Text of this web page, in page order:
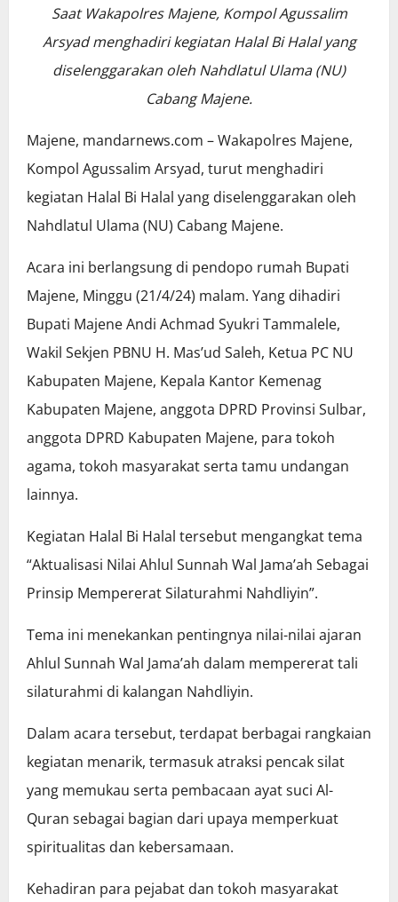
Saat Wakapolres Majene, Kompol Agussalim
Arsyad menghadiri kegiatan Halal Bi Halal yang
diselenggarakan oleh Nahdlatul Ulama (NU)
Cabang Majene.
Majene, mandarnews.com – Wakapolres Majene,
Kompol Agussalim Arsyad, turut menghadiri
kegiatan Halal Bi Halal yang diselenggarakan oleh
Nahdlatul Ulama (NU) Cabang Majene.
Acara ini berlangsung di pendopo rumah Bupati
Majene, Minggu (21/4/24) malam. Yang dihadiri
Bupati Majene Andi Achmad Syukri Tammalele,
Wakil Sekjen PBNU H. Mas’ud Saleh, Ketua PC NU
Kabupaten Majene, Kepala Kantor Kemenag
Kabupaten Majene, anggota DPRD Provinsi Sulbar,
anggota DPRD Kabupaten Majene, para tokoh
agama, tokoh masyarakat serta tamu undangan
lainnya.
Kegiatan Halal Bi Halal tersebut mengangkat tema
“Aktualisasi Nilai Ahlul Sunnah Wal Jama’ah Sebagai
Prinsip Mempererat Silaturahmi Nahdliyin”.
Tema ini menekankan pentingnya nilai-nilai ajaran
Ahlul Sunnah Wal Jama’ah dalam mempererat tali
silaturahmi di kalangan Nahdliyin.
Dalam acara tersebut, terdapat berbagai rangkaian
kegiatan menarik, termasuk atraksi pencak silat
yang memukau serta pembacaan ayat suci Al-
Quran sebagai bagian dari upaya memperkuat
spiritualitas dan kebersamaan.
Kehadiran para pejabat dan tokoh masyarakat